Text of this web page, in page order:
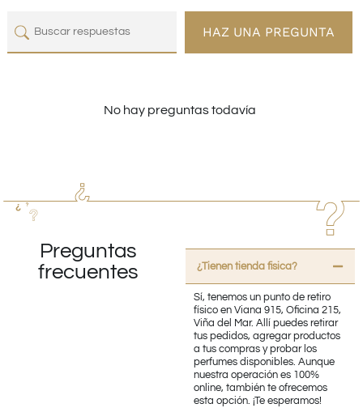
HAZ UNA PREGUNTA
No hay preguntas todavía
Preguntas
frecuentes
¿Tienen tienda fisica?
Sí, tenemos un punto de retiro
físico en Viana 915, Oficina 215,
Viña del Mar. Allí puedes retirar
tus pedidos, agregar productos
a tus compras y probar los
perfumes disponibles. Aunque
nuestra operación es 100%
online, también te ofrecemos
esta opción. ¡Te esperamos!